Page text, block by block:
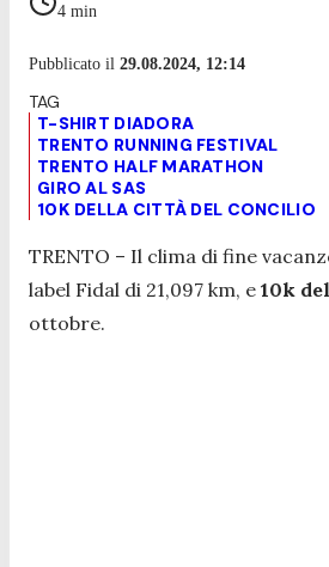
4 min
Pubblicato il 29.08.2024, 12:14
T-SHIRT DIADORA
TRENTO RUNNING FESTIVAL
TRENTO HALF MARATHON
GIRO AL SAS
10K DELLA CITTÀ DEL CONCILIO
TRENTO – Il clima di fine
label Fidal di 21,097 km, e 10k
ottobre.